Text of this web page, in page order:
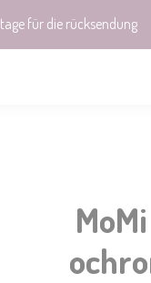
tage für die rücksendung